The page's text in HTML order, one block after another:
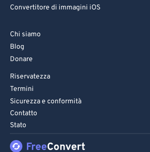
Convertitore di immagini iOS
Chi siamo
Blog
Donare
Riservatezza
Termini
Sicurezza e conformità
Contatto
Stato